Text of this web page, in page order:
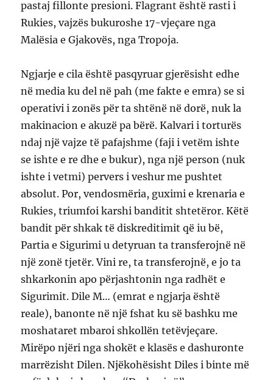
pastaj fillonte presioni. Flagrant është rasti i
Rukies, vajzës bukuroshe 17-vjeçare nga
Malësia e Gjakovës, nga Tropoja.
Ngjarje e cila është pasqyruar gjerësisht edhe
në media ku del në pah (me fakte e emra) se si
operativi i zonës për ta shtënë në dorë, nuk la
makinacion e akuzë pa bërë. Kalvari i torturës
ndaj një vajze të pafajshme (faji i vetëm ishte
se ishte e re dhe e bukur), nga një person (nuk
ishte i vetmi) pervers i veshur me pushtet
absolut. Por, vendosmëria, guximi e krenaria e
Rukies, triumfoi karshi banditit shtetëror. Këtë
bandit për shkak të diskreditimit që iu bë,
Partia e Sigurimi u detyruan ta transferojnë në
një zonë tjetër. Vini re, ta transferojnë, e jo ta
shkarkonin apo përjashtonin nga radhët e
Sigurimit. Dile M… (emrat e ngjarja është
reale), banonte në një fshat ku së bashku me
moshataret mbaroi shkollën tetëvjeçare.
Mirëpo njëri nga shokët e klasës e dashuronte
marrëzisht Dilen. Njëkohësisht Diles i binte më